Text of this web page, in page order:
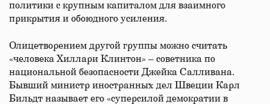
политики с крупным капиталом для взаимного
прикрытия и обоюдного усиления.
Олицетворением другой группы можно считать
«человека Хиллари Клинтон» – советника по
национальной безопасности Джейка Салливана.
Бывший министр иностранных дел Швеции Карл
Бильдт называет его «суперсилой демократии в